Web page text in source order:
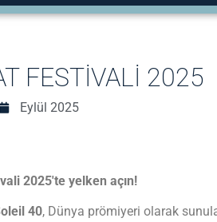
FESTIVALI 2025
Eylül 2025
2025'te yelken açın!
40, Dünya prömiyeri olarak